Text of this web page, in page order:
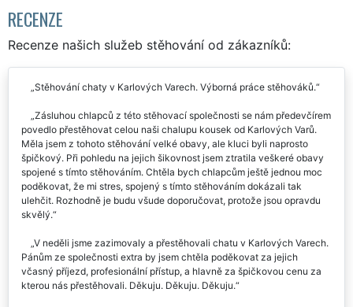
RECENZE
Recenze našich služeb stěhování od zákazníků:
Zásluhou chlapců z této stěhovací společnosti se nám předevčírem
povedlo přestěhovat celou naši chalupu kousek od Karlových Varů.
Měla jsem z tohoto stěhování velké obavy, ale kluci byli naprosto
špičkový. Při pohledu na jejich šikovnost jsem ztratila veškeré obavy
spojené s tímto stěhováním. Chtěla bych chlapcům ještě jednou moc
poděkovat, že mi stres, spojený s tímto stěhováním dokázali tak
ulehčit. Rozhodně je budu všude doporučovat, protože jsou opravdu
V neděli jsme zazimovaly a přestěhovali chatu v Karlových Varech.
Pánům ze společnosti extra by jsem chtěla poděkovat za jejich
včasný příjezd, profesionální přístup, a hlavně za špičkovou cenu za